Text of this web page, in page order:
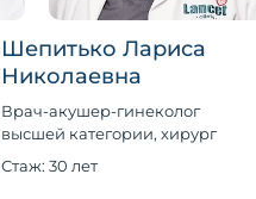
Шепитько Лариса
Николаевна
Врач-акушер-гинеколог
высшей категории, хирург
Стаж: 30 лет